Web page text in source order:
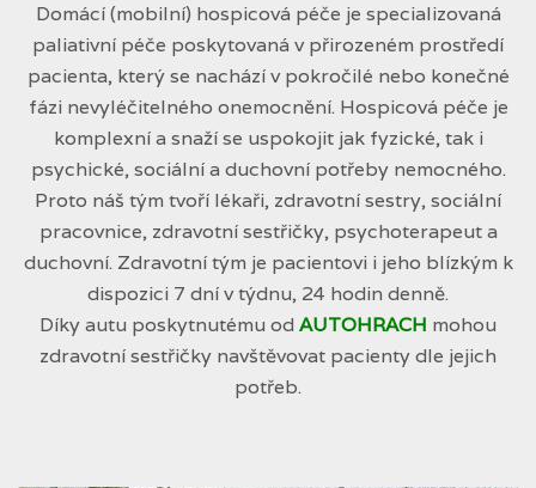
Domácí (mobilní) hospicová péče je specializovaná
paliativní péče poskytovaná v přirozeném prostředí
pacienta, který se nachází v pokročilé nebo konečné
fázi nevyléčitelného onemocnění. Hospicová péče je
komplexní a snaží se uspokojit jak fyzické, tak i
psychické, sociální a duchovní potřeby nemocného.
Proto náš tým tvoří lékaři, zdravotní sestry, sociální
pracovnice, zdravotní sestřičky, psychoterapeut a
duchovní. Zdravotní tým je pacientovi i jeho blízkým k
dispozici 7 dní v týdnu, 24 hodin denně.
Díky autu poskytnutému od AUTOHRACH mohou
zdravotní sestřičky navštěvovat pacienty dle jejich
potřeb.